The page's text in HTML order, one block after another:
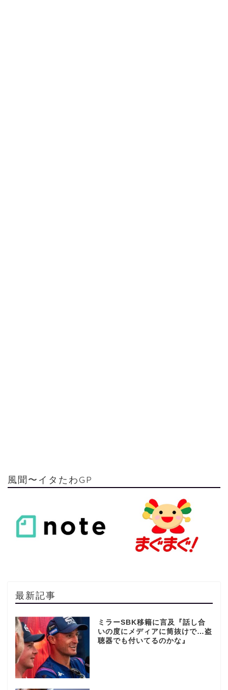
風聞〜イタたわGP
最新記事
ミラーSBK移籍に言及『話し合
いの度にメディアに筒抜けで…盗
聴器でも付いてるのかな』